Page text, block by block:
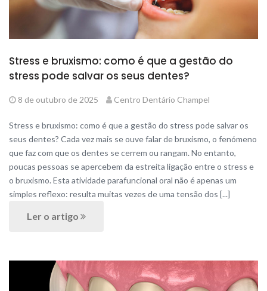
Stress e bruxismo: como é que a gestão do
stress pode salvar os seus dentes?
8 de outubro de 2025 Centro Dentário Champel
Stress e bruxismo: como é que a gestão do stress pode salvar os
seus dentes? Cada vez mais se ouve falar de bruxismo, o fenómeno
que faz com que os dentes se cerrem ou rangam. No entanto,
poucas pessoas se apercebem da estreita ligação entre o stress e
o bruxismo. Esta atividade parafuncional oral não é apenas um
simples reflexo: resulta muitas vezes de uma tensão dos [...]
Ler o artigo